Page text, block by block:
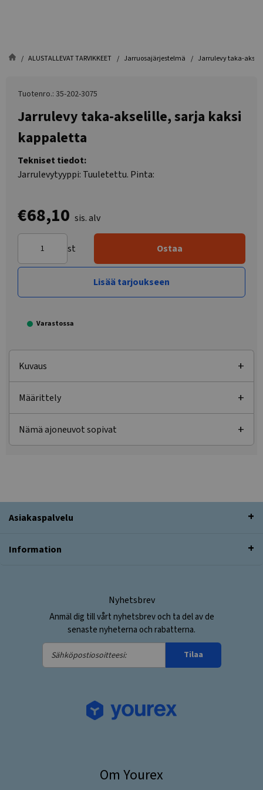
ALUSTALLEVAT TARVIKKEET Jarruosajärjestelmä Jarrulevy taka-
Tuotenro.: 35-202-3075
Jarrulevy taka-akselille, sarja kaksi
kappaletta
Tekniset tiedot:
Jarrulevytyyppi: Tuuletettu. Pinta:
€68,10 sis. alv
st Ostaa
Lisää tarjoukseen
Varastossa
Kuvaus
Määrittely
Nämä ajoneuvot sopivat
Asiakaspalvelu
Information
Nyhetsbrev
Anmäl dig till vårt nyhetsbrev och ta del av de
senaste nyheterna och rabatterna.
Sähköpostiosoitteesi:
Tilaa
Om Yourex